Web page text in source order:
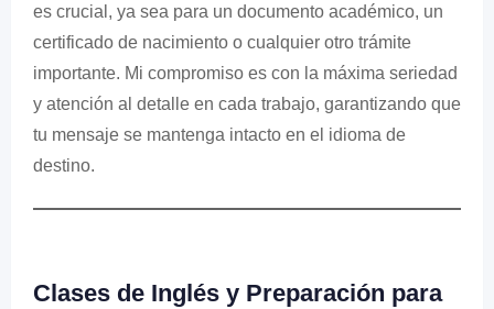
es crucial, ya sea para un documento académico, un
certificado de nacimiento o cualquier otro trámite
importante. Mi compromiso es con la máxima seriedad
y atención al detalle en cada trabajo, garantizando que
tu mensaje se mantenga intacto en el idioma de
destino.
Clases de Inglés y Preparación para